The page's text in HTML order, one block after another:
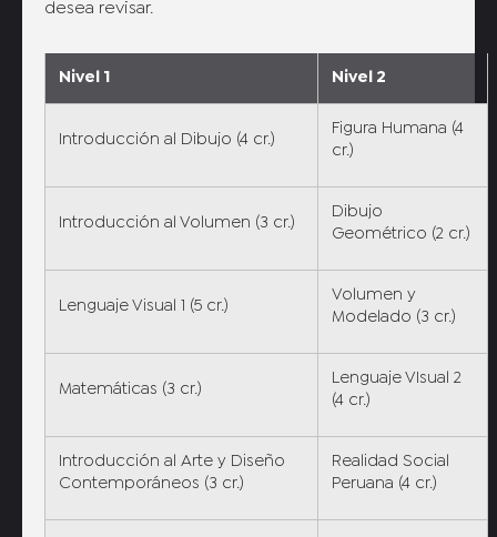
desea revisar.
Nivel 1 Nivel 2
Introducción al Dibujo (4 cr.)
Figura Humana (4
cr.)
Introducción al Volumen (3 cr.)
Dibujo
Geométrico (2 cr.)
Lenguaje Visual 1 (5 cr.)
Volumen y
Modelado (3 cr.)
Matemáticas (3 cr.)
Lenguaje VIsual 2
(4 cr.)
Introducción al Arte y Diseño
Contemporáneos (3 cr.)
Realidad Social
Peruana (4 cr.)